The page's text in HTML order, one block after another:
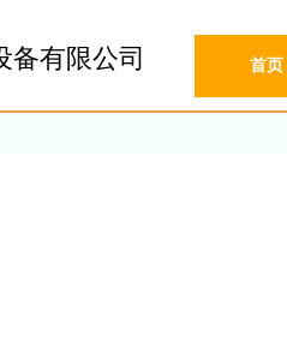
备有限公司 首页